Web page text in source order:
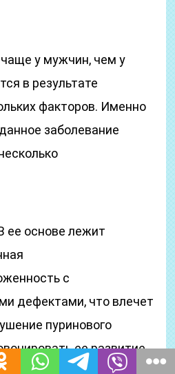
у мужчин, чем у
в результате
факторов. Именно
заболевание
ее основе лежит
с
дефектами, что влечет
пуринового
ее развитие